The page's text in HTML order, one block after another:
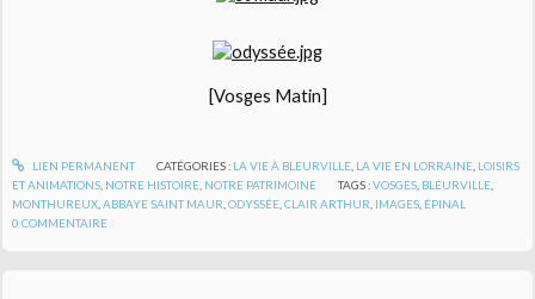
[Vosges Matin]
LIEN PERMANENT CATÉGORIES : LA VIE À BLEURVILLE, LA VIE EN LORRAINE, LOISIRS
ET ANIMATIONS NOTRE HISTOIRE NOTRE PATRIMOINE TAGS :VOSGES BLEURVILLE
MONTHUREUX ,ABBAYE SAINT MAUR ,ODYSSÉE ,CLAIR ARTHUR IMAGES ÉPINAL
0 COMMENTAIRE